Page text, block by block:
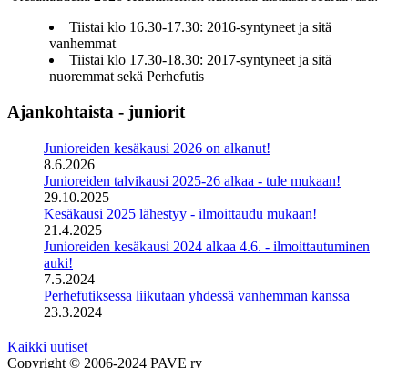
Tiistai klo 16.30-17.30: 2016-syntyneet ja sitä
vanhemmat
Tiistai klo 17.30-18.30: 2017-syntyneet ja sitä
nuoremmat sekä Perhefutis
Ajankohtaista - juniorit
Junioreiden kesäkausi 2026 on alkanut!
8.6.2026
Junioreiden talvikausi 2025-26 alkaa - tule mukaan!
29.10.2025
Kesäkausi 2025 lähestyy - ilmoittaudu mukaan!
21.4.2025
Junioreiden kesäkausi 2024 alkaa 4.6. - ilmoittautuminen
auki!
7.5.2024
Perhefutiksessa liikutaan yhdessä vanhemman kanssa
23.3.2024
Kaikki uutiset
Copyright © 2006-2024 PAVE ry